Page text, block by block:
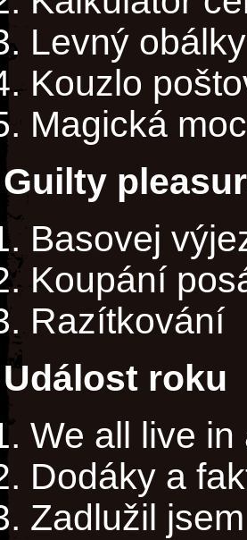
Levný
Kouzlo
Magická
Guilty
Basovej
Koupání
Razítkování
Událost roku
We all live
Dodáky a
Zadlužil